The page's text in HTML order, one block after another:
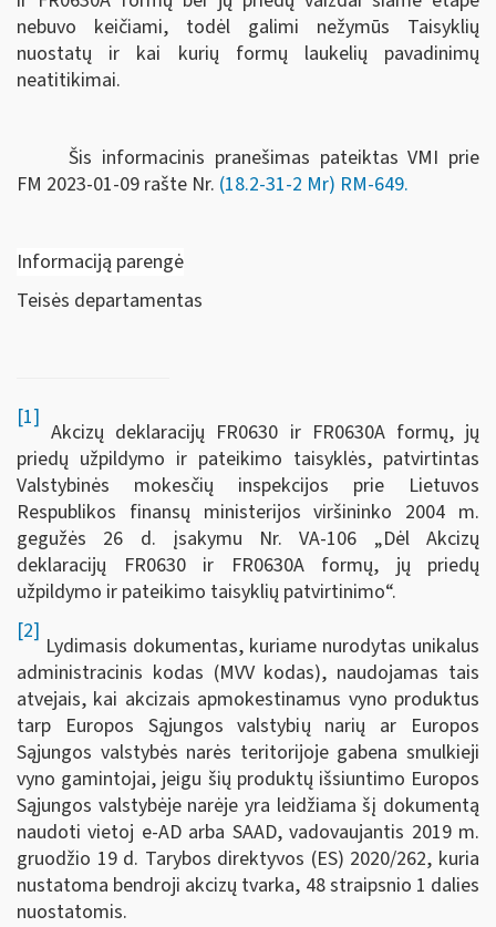
nebuvo keičiami, todėl galimi nežymūs Taisyklių
nuostatų ir kai kurių formų laukelių pavadinimų
neatitikimai.
Šis informacinis pranešimas pateiktas VMI prie
FM 2023-01-09 rašte Nr. (18.2-31-2 Mr) RM-649.
Informaciją parengė
Teisės departamentas
[1]
Akcizų deklaracijų FR0630 ir FR0630A formų, jų
priedų užpildymo ir pateikimo taisyklės, patvirtintas
Valstybinės mokesčių inspekcijos prie Lietuvos
Respublikos finansų ministerijos viršininko 2004 m.
gegužės 26 d. įsakymu Nr. VA-106 „Dėl Akcizų
deklaracijų FR0630 ir FR0630A formų, jų priedų
užpildymo ir pateikimo taisyklių patvirtinimo“.
[2]
Lydimasis dokumentas, kuriame nurodytas unikalus
administracinis kodas (MVV kodas), naudojamas tais
atvejais, kai akcizais apmokestinamus vyno produktus
tarp Europos Sąjungos valstybių narių ar Europos
Sąjungos valstybės narės teritorijoje gabena smulkieji
vyno gamintojai, jeigu šių produktų išsiuntimo Europos
Sąjungos valstybėje narėje yra leidžiama šį dokumentą
naudoti vietoj e-AD arba SAAD, vadovaujantis 2019 m.
gruodžio 19 d. Tarybos direktyvos (ES) 2020/262, kuria
nustatoma bendroji akcizų tvarka, 48 straipsnio 1 dalies
nuostatomis.